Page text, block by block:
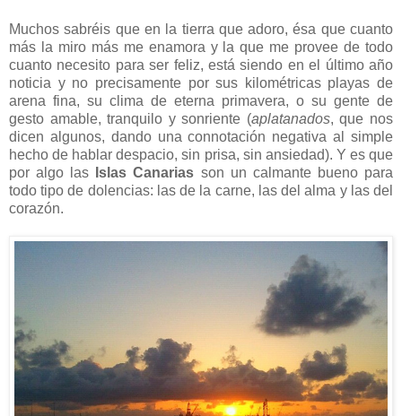
Muchos sabréis que en la tierra que adoro, ésa que cuanto
más la miro más me enamora y la que me provee de todo
cuanto necesito para ser feliz, está siendo en el último año
noticia y no precisamente por sus kilométricas playas de
arena fina, su clima de eterna primavera, o su gente de
gesto amable, tranquilo y sonriente (aplatanados, que nos
dicen algunos, dando una connotación negativa al simple
hecho de hablar despacio, sin prisa, sin ansiedad). Y es que
por algo las
Islas Canarias son un calmante bueno para
todo tipo de dolencias: las de la carne, las del alma y las del
corazón.